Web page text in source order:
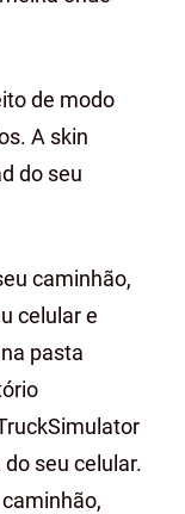
de modo
A skin
do seu
caminhão,
celular e
pasta
seu celular.